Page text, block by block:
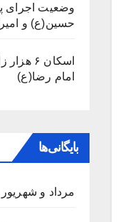
وضعیت اجرای
حسین(ع) و
اسکان ۶
امام رضا(ع)
بایگانی‌ها
مرداد و شهریور ۱۴۰۵